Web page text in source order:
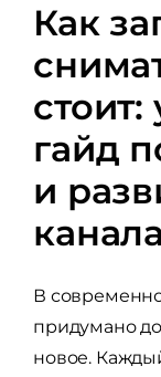
Как
гайд
и
канала
В
придумано
новое.